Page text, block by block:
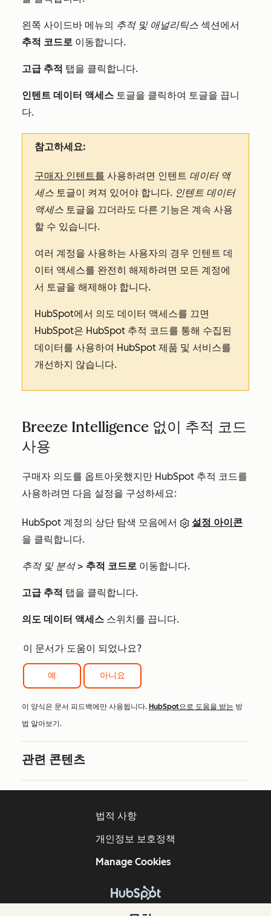
왼쪽 사이드바 메뉴의 추적 및 애널리틱스 섹션에서
추적 코드로 이동합니다.
고급 추적 탭을 클릭합니다.
인텐트 데이터 액세스 토글을 클릭하여 토글을 끕니
다.
참고하세요:
구매자 인텐트를 사용하려면 인텐트 데이터 액
세스 토글이 켜져 있어야 합니다. 인텐트 데이터
액세스 토글을 끄더라도 다른 기능은 계속 사용
할 수 있습니다.
여러 계정을 사용하는 사용자의 경우 인텐트 데
이터 액세스를 완전히 해제하려면 모든 계정에
서 토글을 해제해야 합니다.
HubSpot에서 의도 데이터 액세스를 끄면
HubSpot은 HubSpot 추적 코드를 통해 수집된
데이터를 사용하여 HubSpot 제품 및 서비스를
개선하지 않습니다.
Breeze Intelligence 없이 추적 코드
사용
구매자 의도를 옵트아웃했지만 HubSpot 추적 코드를
사용하려면 다음 설정을 구성하세요:
HubSpot 계정의 상단 탐색 모음에서
설정 아이콘
을 클릭합니다.
추적 및 분석> 추적 코드로 이동합니다.
고급 추적 탭을 클릭합니다.
의도 데이터 액세스 스위치를 끕니다.
이 문서가 도움이 되었나요?
예 아니요
이 양식은 문서 피드백에만 사용됩니다. HubSpot으로 도움을 받는 방
법 알아보기.
관련 콘텐츠
Copyright © 2026 HubSpot, Inc.
법적 사항
개인정보 보호정책
Manage Cookies